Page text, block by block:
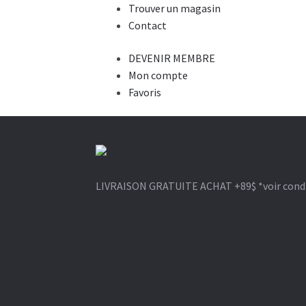
Trouver un magasin
Contact
DEVENIR MEMBRE
Mon compte
Favoris
Aller
la
Aller
contenu
LIVRAISON GRATUITE ACHAT +89$ *voir